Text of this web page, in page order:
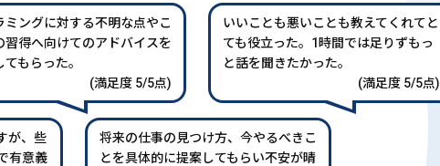
ミングに対する不明な点やこ
習得へ向けてのアドバイスを
もらった。
(満足度 5/5点)
いいことも悪いことも教えてくれてと
ても役立った。1時間では足りずもっ
と話を聞きたかった。
(満足度 5/5点)
が、些
有意義
将来の仕事の見つけ方、今やるべきこ
とを具体的に提案してもらい不安が晴